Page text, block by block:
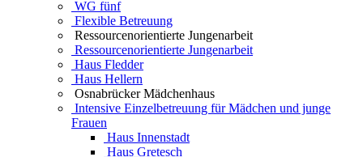
WG fünf
Flexible Betreuung
Ressourcenorientierte Jungenarbeit
Ressourcenorientierte Jungenarbeit
Haus Fledder
Haus Hellern
Osnabrücker Mädchenhaus
Intensive Einzelbetreuung für Mädchen und junge
Frauen
Haus Innenstadt
Haus Gretesch